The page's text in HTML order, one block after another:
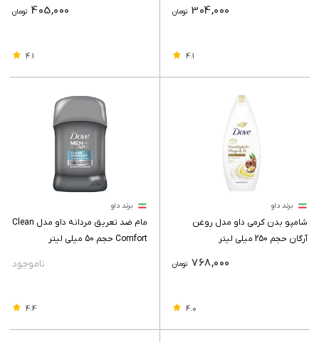
تومان 304,000
4.1
تومان 405,000
4.1
برند داو
شامپو بدن کرمی داو مدل روغن
آرگان حجم 250 میلی لیتر
تومان 768,000
4.0
برند داو
مام ضد تعریق مردانه داو مدل Clean
Comfort حجم 50 میلی لیتر
4.4